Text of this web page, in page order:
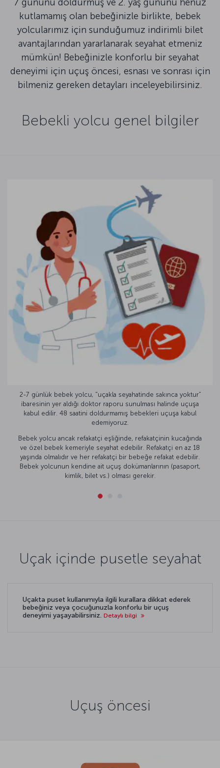
kutlamamış olan bebeğinizle birlikte, bebek
yolcularımız için sunduğumuz indirimli bilet
avantajlarından yararlanarak seyahat etmeniz
mümkün! Bebeğinizle konforlu bir seyahat
deneyimi için uçuş öncesi, esnası ve sonrası için
bilmeniz gereken detayları inceleyebilirsiniz.
Bebekli yolcu genel bilgiler
2-7 günlük bebek yolcu, "uçakla seyahatinde sakınca yoktur”
ibaresinin yer aldığı doktor raporu sunulması halinde uçuşa
kabul edilir. 48 saatini doldurmamış bebekleri uçuşa kabul
edemiyoruz.
Bebek yolcu ancak refakatçi eşliğinde, refakatçinin kucağında
ve özel bebek kemeriyle seyahat edebilir. Refakatçi en az 18
yaşında olmalıdır ve her refakatçi bir bebeğe refakat edebilir.
Bebek yolcunun kendine ait uçuş dokümanlarının (pasaport,
kimlik, bilet vs.) olması gerekir.
Uçak içinde pusetle seyahat
Uçakta puset kullanımıyla ilgili kurallara dikkat ederek
bebeğiniz veya çocuğunuzla konforlu bir uçuş
deneyimi yaşayabilirsiniz. Detaylı bilgi
Uçuş öncesi